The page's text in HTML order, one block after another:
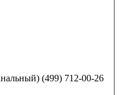
712-00-26